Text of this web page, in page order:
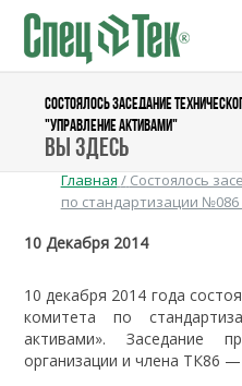
СОСТОЯЛОСЬ ЗАСЕДАНИЕ
"УПРАВЛЕНИЕ АКТИВАМИ"
Вы здесь
Главная / Состоялось
по стандартизации
10 Декабря 2014
10 декабря 2014 года
комитета по
активами». Заседание
организации и члена ТК86